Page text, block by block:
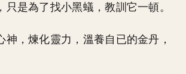
只是為了找小黑蟻，教訓它一頓。
神，煉化靈力，溫養自已的金丹，